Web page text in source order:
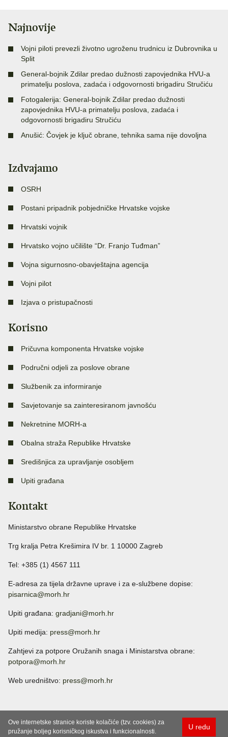
Najnovije
Vojni piloti prevezli životno ugroženu trudnicu iz Dubrovnika u
Split
General-bojnik Zdilar predao dužnosti zapovjednika HVU-a
primatelju poslova, zadaća i odgovornosti brigadiru Stručiću
Fotogalerija: General-bojnik Zdilar predao dužnosti
zapovjednika HVU-a primatelju poslova, zadaća i
odgovornosti brigadiru Stručiću
Anušić: Čovjek je ključ obrane, tehnika sama nije dovoljna
Izdvajamo
OSRH
Postani pripadnik pobjedničke Hrvatske vojske
Hrvatski vojnik
Hrvatsko vojno učilište “Dr. Franjo Tuđman”
Vojna sigurnosno-obavještajna agencija
Vojni pilot
Izjava o pristupačnosti
Korisno
Pričuvna komponenta Hrvatske vojske
Područni odjeli za poslove obrane
Službenik za informiranje
Savjetovanje sa zainteresiranom javnošću
Nekretnine MORH-a
Obalna straža Republike Hrvatske
Središnjica za upravljanje osobljem
Upiti građana
Kontakt
Ministarstvo obrane Republike Hrvatske
Trg kralja Petra Krešimira IV br. 1 10000 Zagreb
Tel: +385 (1) 4567 111
E-adresa za tijela državne uprave i za e-službene dopise:
pisarnica@morh.hr
Upiti građana: gradjani@morh.hr
Upiti medija: press@morh.hr
Zahtjevi za potpore Oružanih snaga i Ministarstva obrane:
potpora@morh.hr
Web uredništvo: press@morh.hr
U redu
Ove internetske stranice koriste kolačiće (tzv. cookies) za
pružanje boljeg korisničkog iskustva i funkcionalnosti.